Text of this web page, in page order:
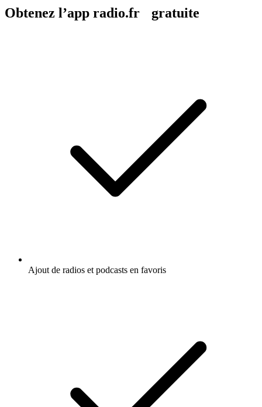
Obtenez l’app radio.fr gratuite
Ajout de radios et podcasts en favoris